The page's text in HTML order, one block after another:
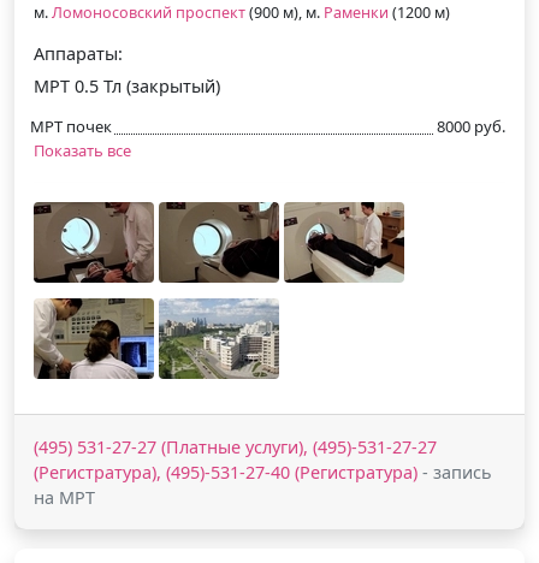
м.Ломоносовский проспект(900 м), м. Раменки (1200 м)
Аппараты:
МРТ 0.5 Тл (закрытый)
МРТ почек
8000 руб.
Показать все
(495) 531-27-27 (Платные услуги), (495)-531-27-27
(Регистратура), (495)-531-27-40 (Регистратура) - запись
на МРТ